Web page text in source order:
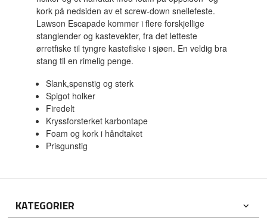
kork på nedsiden av et screw-down snellefeste.
Lawson Escapade kommer i flere forskjellige
stanglender og kastevekter, fra det letteste
ørretfiske til tyngre kastefiske i sjøen. En veldig bra
stang til en rimelig penge.
Slank,spenstig og sterk
Spigot holker
Firedelt
Kryssforsterket karbontape
Foam og kork i håndtaket
Prisgunstig
KATEGORIER